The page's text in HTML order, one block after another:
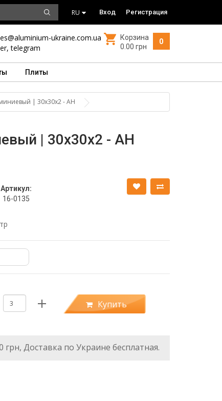
RU Вход Регистрация
ukraine.com.ua
,telegram
0
Корзина
0.00 грн
Плиты
| 30х30х2 - АН
| 30х30х2 - АН
Артикул:
16-0135
Купить
грн, Доставка по Украине бесплатная.